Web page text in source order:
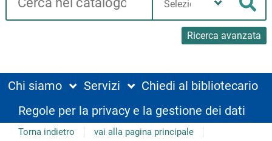
Ricerca avanzata
biblioteca
Chi siamo Servizi
Chiedi al bibliotecario
Regole per la privacy e la gestione dei dati
Torna indietro vai alla pagina principale